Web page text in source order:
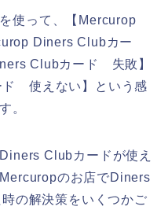
使って、【Mercurop
Diners Clubカー
Clubカード 失敗】
ド 使えない】という感
。
Clubカードが使え
のお店でDiners
の解決策をいくつかご